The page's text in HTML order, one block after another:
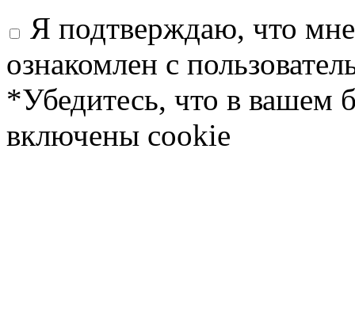
Я подтверждаю, что
ознакомлен с
*Убедитесь, что в вашем
включены cookie